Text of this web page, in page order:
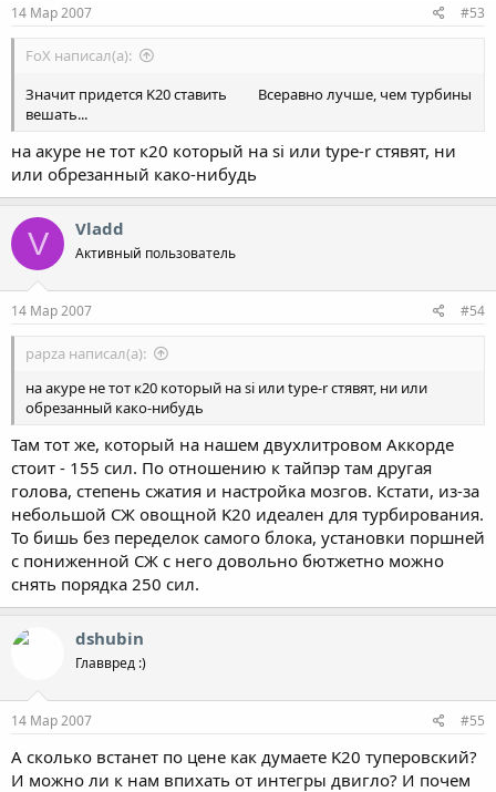
14 Мар 2007 #53
FoX написал(а):
Значит придется K20 ставить
Всеравно лучше, чем турбины
вешать...
на акуре не тот к20 который на si или type-r стявят, ни
или обрезанный како-нибудь
V Vladd
Активный пользователь
14 Мар 2007 #54
papza написал(а):
на акуре не тот к20 который на si или type-r стявят, ни или
обрезанный како-нибудь
Там тот же, который на нашем двухлитровом Аккорде
стоит - 155 сил. По отношению к тайпэр там другая
голова, степень сжатия и настройка мозгов. Кстати, из-за
небольшой СЖ овощной K20 идеален для турбирования.
То бишь без переделок самого блока, установки поршней
с пониженной СЖ с него довольно бютжетно можно
снять порядка 250 сил.
dshubin
Главвред :)
14 Мар 2007 #55
А сколько встанет по цене как думаете K20 туперовский?
И можно ли к нам впихать от интегры двигло? И почем